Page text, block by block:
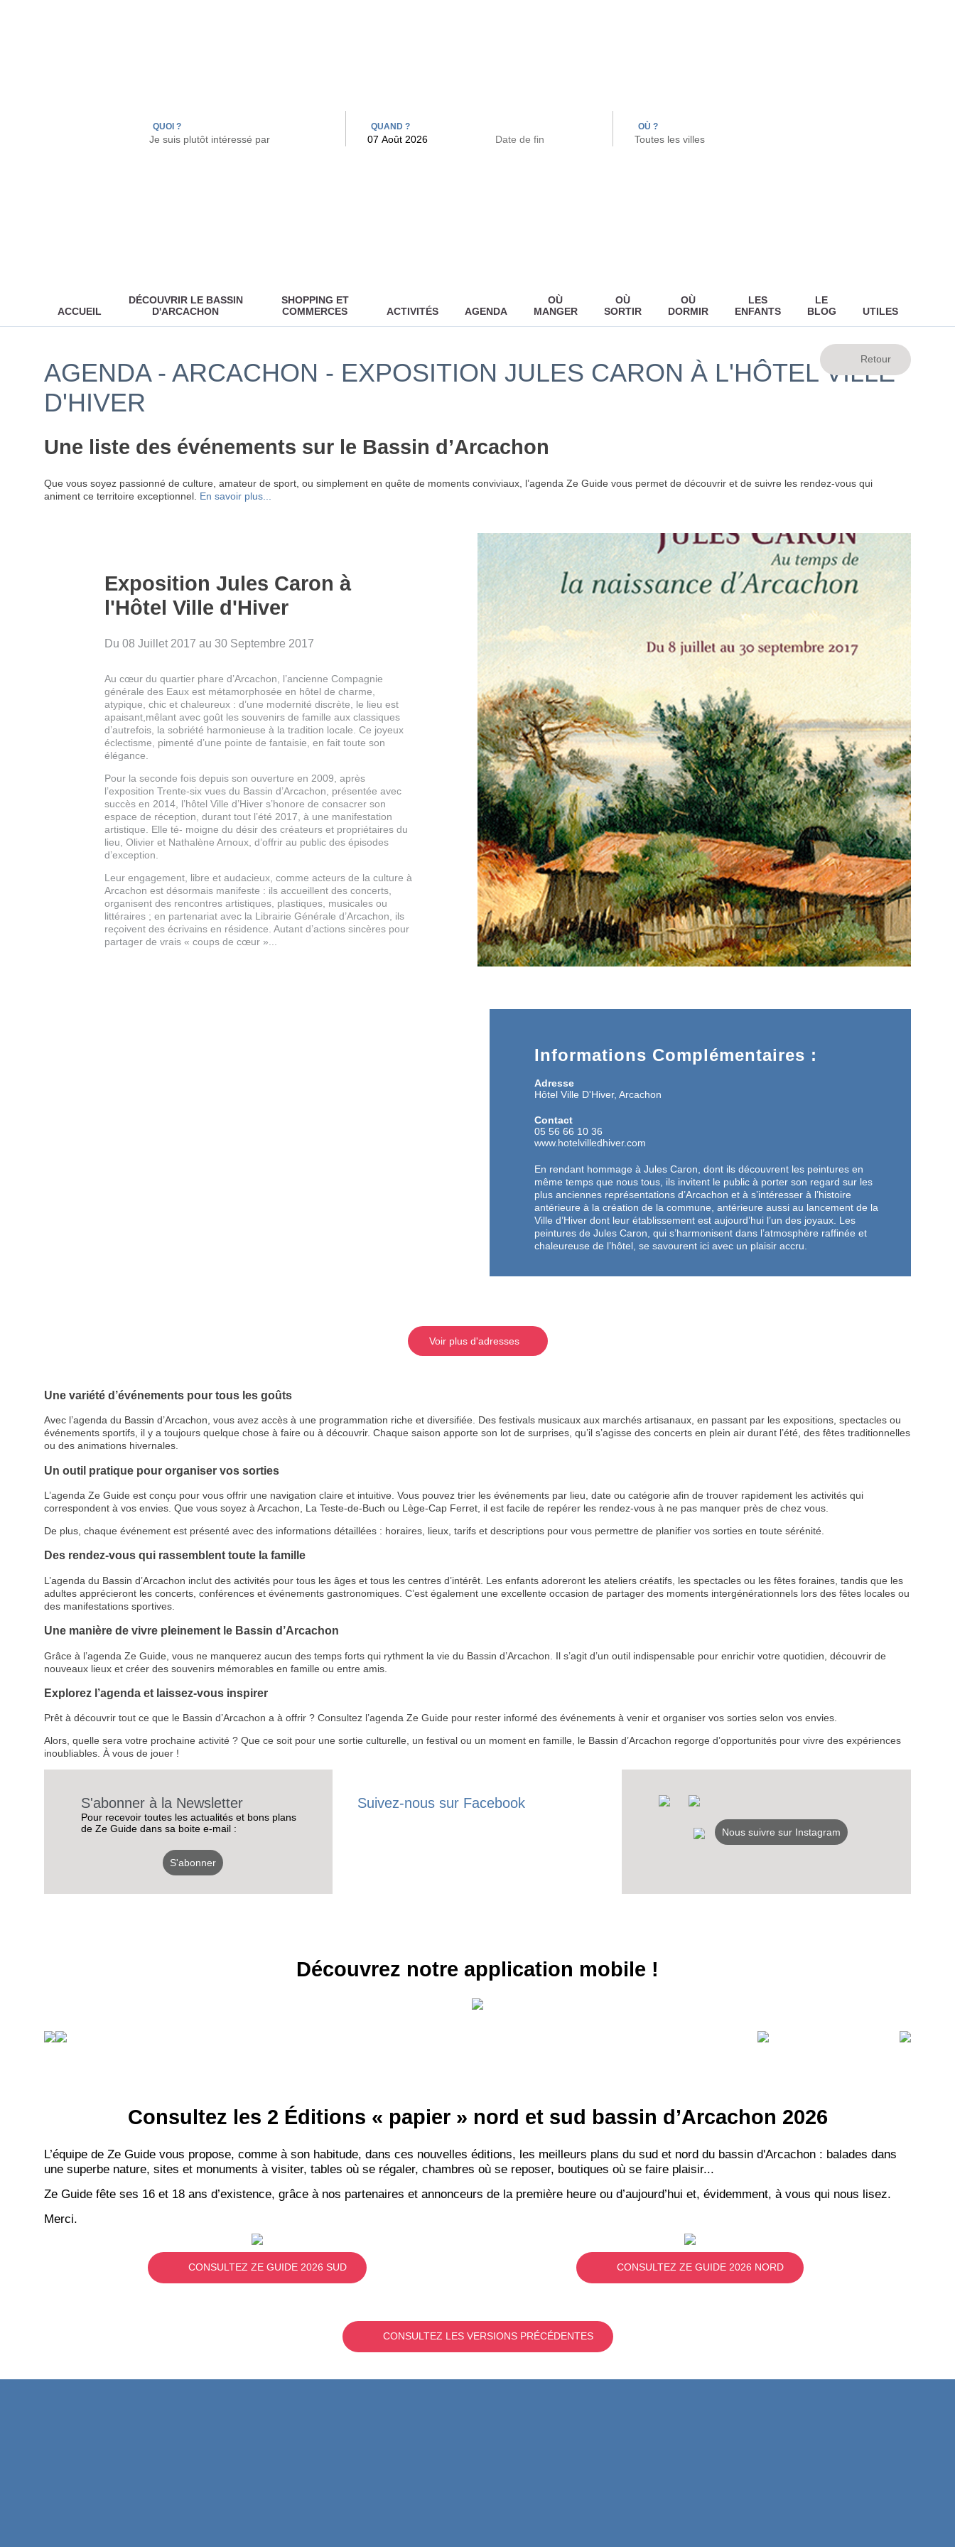
RECEVEZ
LES
INSCRIPTION NEWSLETTER
QUOI ? QUAND ? OÙ ?
ACCUEIL
DÉCOUVRIR LE BASSIN
D'ARCACHON
SHOPPING ET
COMMERCES
ACTIVITÉS AGENDA
OÙ
MANGER
OÙ
SORTIR
OÙ
DORMIR
LES
ENFANTS
LE
BLOG
UTILES
AGENDA - ARCACHON - EXPOSITION JULES CARON À L'HÔTEL VILLE
D'HIVER
Une liste des événements sur le Bassin d’Arcachon
Que vous soyez passionné de culture, amateur de sport, ou simplement en quête de moments conviviaux, l’agenda Ze Guide vous permet de découvrir et de suivre les rendez-vous qui
animent ce territoire exceptionnel. En savoir plus...
Exposition Jules Caron à
l'Hôtel Ville d'Hiver
Du 08 Juillet 2017 au 30 Septembre 2017
Au cœur du quartier phare d’Arcachon, l’ancienne Compagnie
générale des Eaux est métamorphosée en hôtel de charme,
atypique, chic et chaleureux : d’une modernité discrète, le lieu est
apaisant,mêlant avec goût les souvenirs de famille aux classiques
d’autrefois, la sobriété harmonieuse à la tradition locale. Ce joyeux
éclectisme, pimenté d’une pointe de fantaisie, en fait toute son
élégance.
Pour la seconde fois depuis son ouverture en 2009, après
l’exposition Trente-six vues du Bassin d’Arcachon, présentée avec
succès en 2014, l’hôtel Ville d’Hiver s’honore de consacrer son
espace de réception, durant tout l’été 2017, à une manifestation
artistique. Elle té- moigne du désir des créateurs et propriétaires du
lieu, Olivier et Nathalène Arnoux, d’offrir au public des épisodes
d’exception.
Leur engagement, libre et audacieux, comme acteurs de la culture à
Arcachon est désormais manifeste : ils accueillent des concerts,
organisent des rencontres artistiques, plastiques, musicales ou
littéraires ; en partenariat avec la Librairie Générale d’Arcachon, ils
reçoivent des écrivains en résidence. Autant d’actions sincères pour
partager de vrais « coups de cœur »...
Informations Complémentaires :
Adresse
Hôtel Ville D'Hiver, Arcachon
Contact
05 56 66 10 36
www.hotelvilledhiver.com
En rendant hommage à Jules Caron, dont ils découvrent les peintures en
même temps que nous tous, ils invitent le public à porter son regard sur les
plus anciennes représentations d’Arcachon et à s’intéresser à l’histoire
antérieure à la création de la commune, antérieure aussi au lancement de la
Ville d’Hiver dont leur établissement est aujourd’hui l’un des joyaux. Les
peintures de Jules Caron, qui s’harmonisent dans l’atmosphère raffinée et
chaleureuse de l’hôtel, se savourent ici avec un plaisir accru.
Voir plus d'adresses
Une variété d’événements pour tous les goûts
Avec l’agenda du Bassin d’Arcachon, vous avez accès à une programmation riche et diversifiée. Des festivals musicaux aux marchés artisanaux, en passant par les expositions, spectacles ou
événements sportifs, il y a toujours quelque chose à faire ou à découvrir. Chaque saison apporte son lot de surprises, qu’il s’agisse des concerts en plein air durant l’été, des fêtes traditionnelles
ou des animations hivernales.
Un outil pratique pour organiser vos sorties
L’agenda Ze Guide est conçu pour vous offrir une navigation claire et intuitive. Vous pouvez trier les événements par lieu, date ou catégorie afin de trouver rapidement les activités qui
correspondent à vos envies. Que vous soyez à Arcachon, La Teste-de-Buch ou Lège-Cap Ferret, il est facile de repérer les rendez-vous à ne pas manquer près de chez vous.
De plus, chaque événement est présenté avec des informations détaillées : horaires, lieux, tarifs et descriptions pour vous permettre de planifier vos sorties en toute sérénité.
Des rendez-vous qui rassemblent toute la famille
L’agenda du Bassin d’Arcachon inclut des activités pour tous les âges et tous les centres d’intérêt. Les enfants adoreront les ateliers créatifs, les spectacles ou les fêtes foraines, tandis que les
adultes apprécieront les concerts, conférences et événements gastronomiques. C’est également une excellente occasion de partager des moments intergénérationnels lors des fêtes locales ou
des manifestations sportives.
Une manière de vivre pleinement le Bassin d’Arcachon
Grâce à l’agenda Ze Guide, vous ne manquerez aucun des temps forts qui rythment la vie du Bassin d’Arcachon. Il s’agit d’un outil indispensable pour enrichir votre quotidien, découvrir de
nouveaux lieux et créer des souvenirs mémorables en famille ou entre amis.
Explorez l’agenda et laissez-vous inspirer
Prêt à découvrir tout ce que le Bassin d’Arcachon a à offrir ? Consultez l’agenda Ze Guide pour rester informé des événements à venir et organiser vos sorties selon vos envies.
Alors, quelle sera votre prochaine activité ? Que ce soit pour une sortie culturelle, un festival ou un moment en famille, le Bassin d’Arcachon regorge d’opportunités pour vivre des expériences
inoubliables. À vous de jouer !
S'abonner à la Newsletter
Pour recevoir toutes les actualités et bons plans
de Ze Guide dans sa boite e-mail :
S'abonner
Suivez-nous sur Facebook
Nous suivre sur Instagram
Découvrez notre application mobile !
Consultez les 2 Éditions « papier » nord et sud bassin d’Arcachon 2026
L’équipe de Ze Guide vous propose, comme à son habitude, dans ces nouvelles éditions, les meilleurs plans du sud et nord du bassin d'Arcachon : balades dans
une superbe nature, sites et monuments à visiter, tables où se régaler, chambres où se reposer, boutiques où se faire plaisir...
Ze Guide fête ses 16 et 18 ans d’existence, grâce à nos partenaires et annonceurs de la première heure ou d’aujourd’hui et, évidemment, à vous qui nous lisez.
Merci.
CONSULTEZ ZE GUIDE 2026 SUD CONSULTEZ ZE GUIDE 2026 NORD
CONSULTEZ LES VERSIONS PRÉCÉDENTES